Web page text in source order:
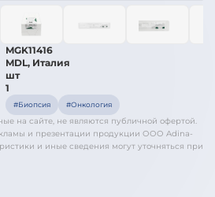
MGK11416
MDL, Италия
шт
1
#Биопсия #Онкология
на сайте, не являются публичной офертой.
и презентации продукции ООО Adina-
и иные сведения могут уточняться при